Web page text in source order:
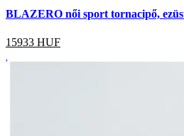
BLAZERO női sport tornacipő,
15933 HUF